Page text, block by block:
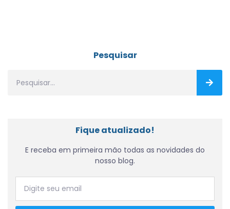
Pesquisar
Fique atualizado!
E receba em primeira mão todas as novidades do
nosso blog.